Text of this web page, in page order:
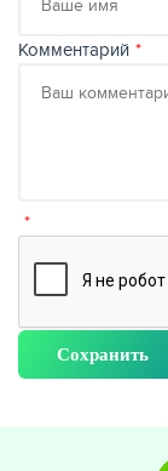
имя
Комментарий